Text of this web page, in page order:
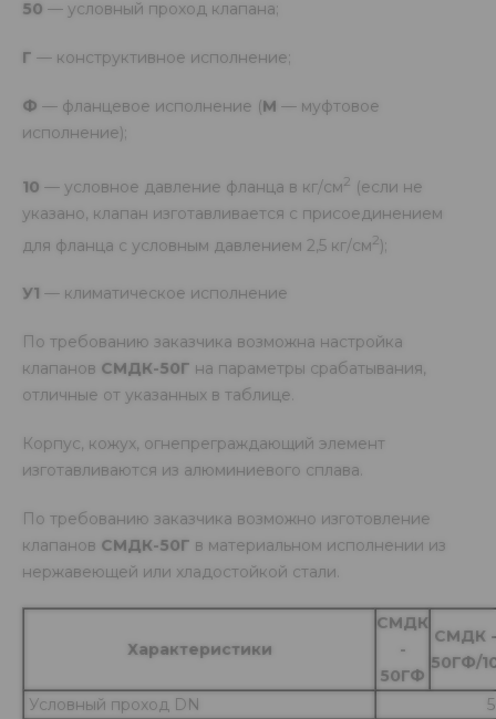
50 — условный проход клапана;
Г — конструктивное исполнение;
Ф — фланцевое исполнение (М — муфтовое
исполнение);
10 — условное давление фланца в кг/см2 (если не
указано, клапан изготавливается с присоединением
для фланца с условным давлением 2,5 кг/см 2);
У1 — климатическое исполнение
По требованию заказчика возможна настройка
клапанов СМДК-50Г на параметры срабатывания,
отличные от указанных в таблице.
Корпус, кожух, огнепреграждающий элемент
изготавливаются из алюминиевого сплава.
По требованию заказчика возможно изготовление
клапанов СМДК-50Г в материальном исполнении из
нержавеющей или хладостойкой стали.
Характеристики
СМДК
-
50ГФ
СМДК -
50ГФ/
Условный проход DN